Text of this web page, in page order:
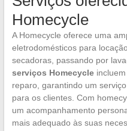
Homecycle
A Homecycle oferece uma
eletrodomésticos para
secadoras, passando por
serviços Homecycleincluem
reparo, garantindo um
para os clientes. Com
um acompanhamento
mais adequado às suas